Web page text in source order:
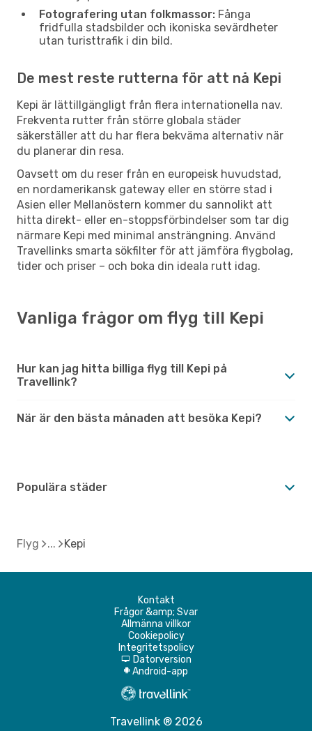
Fotografering utan folkmassor: Fånga
fridfulla stadsbilder och ikoniska sevärdheter
utan turisttrafik i din bild.
De mest reste rutterna för att nå Kepi
Kepi är lättillgängligt från flera internationella nav.
Frekventa rutter från större globala städer
säkerställer att du har flera bekväma alternativ när
du planerar din resa.
Oavsett om du reser från en europeisk huvudstad,
en nordamerikansk gateway eller en större stad i
Asien eller Mellanöstern kommer du sannolikt att
hitta direkt- eller en-stoppsförbindelser som tar dig
närmare Kepi med minimal ansträngning. Använd
Travellinks smarta sökfilter för att jämföra flygbolag,
tider och priser – och boka din ideala rutt idag.
Vanliga frågor om flyg till Kepi
Hur kan jag hitta billiga flyg till Kepi på
Travellink?
När är den bästa månaden att besöka Kepi?
Populära städer
Flyg Kepi
Kontakt
Frågor &amp; Svar
Allmänna villkor
Cookiepolicy
Integritetspolicy
d Datorversion
A Android-app
Travellink ® 2026